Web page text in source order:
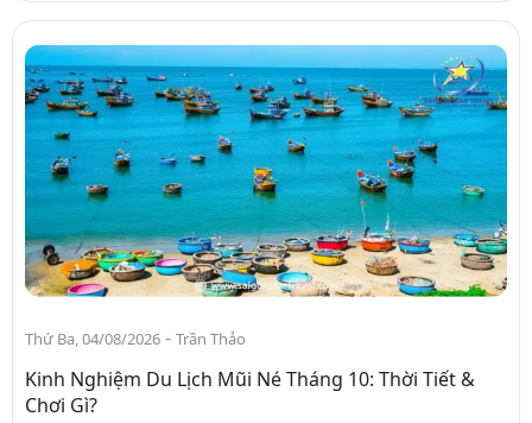
Thứ Ba, 04/08/2026 - Trần Thảo
Kinh Nghiệm Du Lịch Mũi Né Tháng 10: Thời Tiết &
Chơi Gì?